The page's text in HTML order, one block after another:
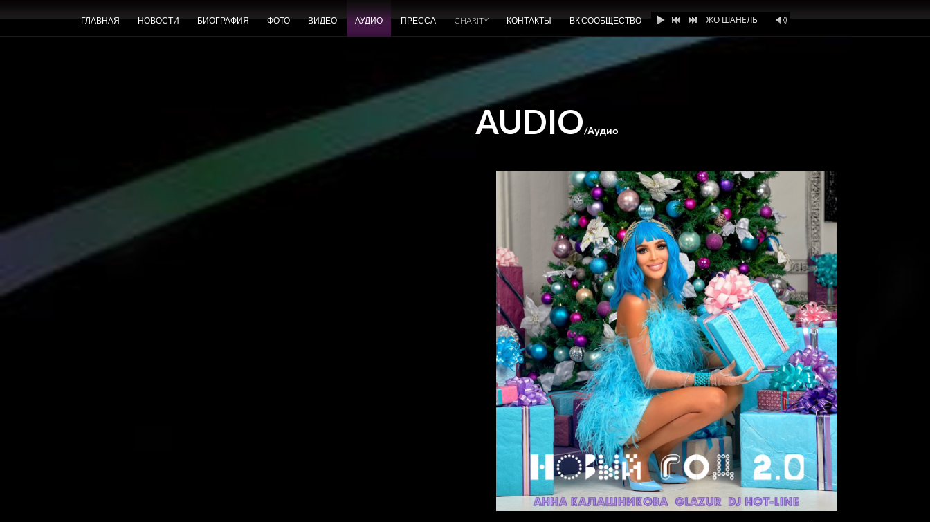
ГЛАВНАЯ НОВОСТИ БИОГРАФИЯ ФОТО ВИДЕО АУДИО ПРЕССА CHARITY КОНТАКТЫ ВК СООБЩЕСТВО АННА КАЛАШНИКОВА - КОКО ШАНЕЛЬ
AUDIO/Аудио